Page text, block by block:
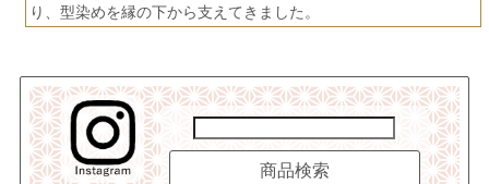
り、型染めを縁の下から支えてきました。